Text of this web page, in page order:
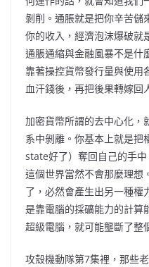
剝削。通脹就是把你辛苦儲
你的收入，經濟泡沫爆破就
通脹通縮與金融風暴不是什
靠著操控貨幣發行量與使用
血汗錢後，再把後果轉嫁回
加密貨幣所謂的去中心化，
系中剝離。你基本上就是
state好了）奪回自己的手
這個世界當然不會那麼理想
了，必然會產生出另一種權
是靠電腦的採礦能力的計算
超級電腦，就可能壟斷了整
攻殼機動隊第7集裡，那些